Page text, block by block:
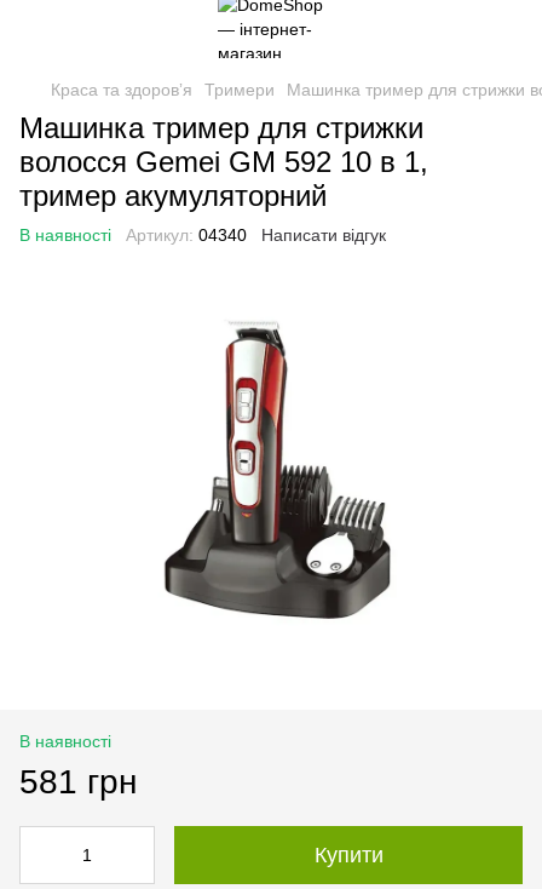
Краса та здоровʼя Тримери Машинка тример для стрижки
Машинка тример для стрижки
волосся Gemei GM 592 10 в 1,
тример акумуляторний
В наявності Артикул: 04340 Написати відгук
В наявності
581 грн
Купити